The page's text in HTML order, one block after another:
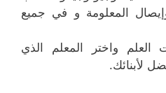
المعلومة و في جميع
واختر المعلم الذي
لأبنائك.